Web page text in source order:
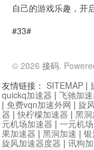
自己的游戏乐趣，开
#33#
© 2026 接码.
友情链接： SITEMAP |
quickq加速器 | 飞驰加
| 免费vqn加速外网 | 旋
器 |快柠檬加速器 | 黑
元机场加速器 | 一元机场
果加速器 | 黑洞加速 |
旋风加速器度器 | 讯狗